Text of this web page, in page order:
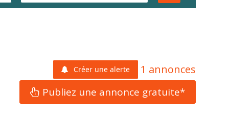
Créer une alerte 1 annonces
Publiez une annonce gratuite*